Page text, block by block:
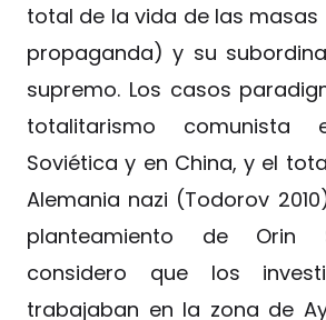
total de la vida de las
propaganda) y su
supremo. Los casos
totalitarismo
Soviética y en China, y el
Alemania nazi (Todorov
planteamiento de Orin
considero que los
trabajaban en la zona de